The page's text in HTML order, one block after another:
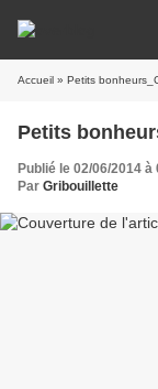
Accueil » Petits
Petits
Publié le 02/06/2014 à
Par Gribouillette